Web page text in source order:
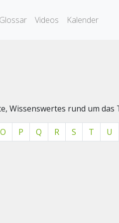
Glossar Videos Kalender
Wissenswertes rund um das
O P Q R S T U